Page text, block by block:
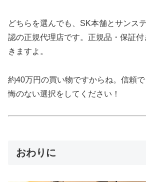
どちらを選んでも、SK本舗とサンス
認の正規代理店です。正規品・保証
きますよ。
約40万円の買い物ですからね。信頼
悔のない選択をしてください！
おわりに